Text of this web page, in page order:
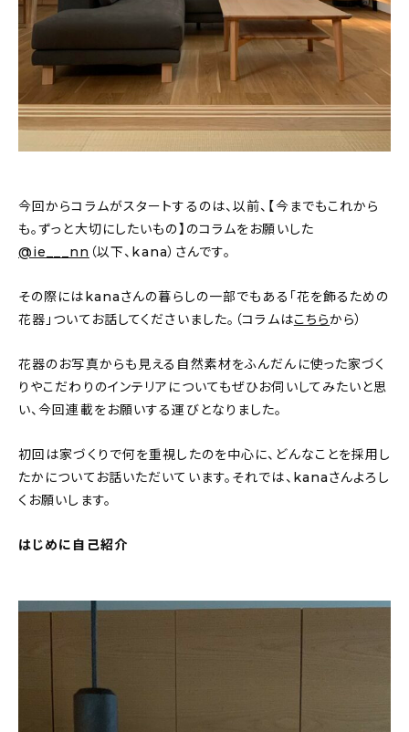
キッチン
ギフト
お問い合わせ
今回からコラムがスタートするのは、以前、【今までもこれから
も。ずっと大切にしたいもの】のコラムをお願いした
@ie___nn （以下、kana）さんです。
その際にはkanaさんの暮らしの一部でもある「花を飾るための
花器」ついてお話してくださいました。（コラムはこちらから）
花器のお写真からも見える自然素材をふんだんに使った家づく
りやこだわりのインテリアについてもぜひお伺いしてみたいと思
い、今回連載をお願いする運びとなりました。
初回は家づくりで何を重視したのを中心に、どんなことを採用し
たかについてお話いただいています。それでは、kanaさんよろし
くお願いします。
はじめに自己紹介